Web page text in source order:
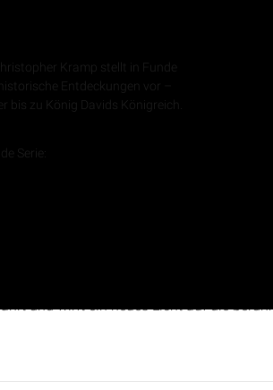
Kramp stellt in Funde
Entdeckungen vor –
bis zu König Davids Königreich.
Serie:
Mittelmeers meisterten. Christopher
und wirft ein neues Licht auf die